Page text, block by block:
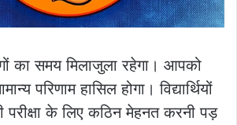
का समय मिलाजुला रहेगा। आपको
परिणाम हासिल होगा। विद्यार्थियों
परीक्षा के लिए कठिन मेहनत करनी पड़